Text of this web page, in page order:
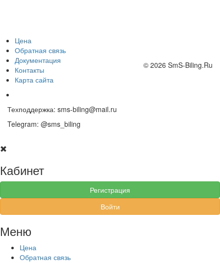
Цена
Обратная связь
Документация
Контакты
Карта сайта
Техподдержка: sms-biling@mail.ru
Telegram: @sms_biling
© 2026 SmS-Biling.Ru
Кабинет
Регистрация
Войти
Меню
Цена
Обратная связь